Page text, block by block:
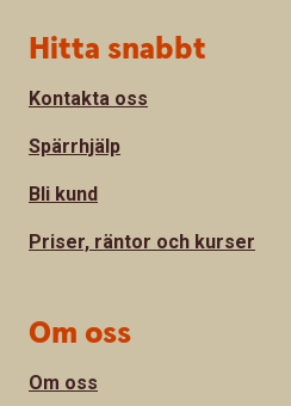
Sidfot
Hitta snabbt
Kontakta oss
Spärrhjälp
Bli kund
Priser, räntor och kurser
Om oss
Om oss